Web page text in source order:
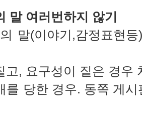
말 여러번하지 않기
말(이야기,감정표현
, 요구성이 짙은 경우
당한 경우. 동쪽 게